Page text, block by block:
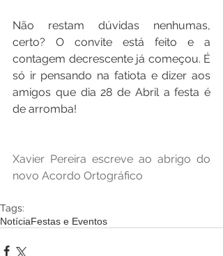
Não restam dúvidas nenhumas,
certo? O convite está feito e a
contagem decrescente já começou. É
só ir pensando na fatiota e dizer aos
amigos que dia 28 de Abril a festa é
de arromba!
Xavier Pereira escreve ao abrigo do
novo Acordo Ortográfico
Tags:
NotíciaFestas e Eventos